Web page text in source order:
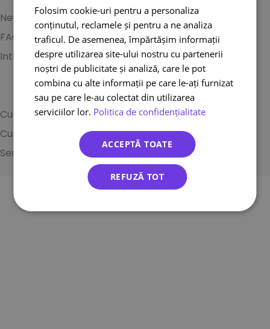
News
FAQ
Integrations
Contact
Tracking
Terms and conditions
Cookie Policy
Curier International
Curier national
Send parcel
© 2026 ecolet.ro – All rights reserved.
Folosim cookie-uri pentru a personaliza
conținutul, reclamele și pentru a ne analiza
traficul. De asemenea, împărtășim informații
despre utilizarea site-ului nostru cu partenerii
noștri de publicitate și analiză, care le pot
combina cu alte informații pe care le-ați furnizat
sau pe care le-au colectat din utilizarea
serviciilor lor. Politica de confidențialitate
ACCEPTĂ TOATE
REFUZĂ TOT